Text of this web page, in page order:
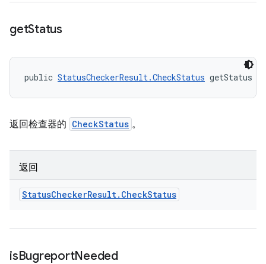
getStatus
public StatusCheckerResult.CheckStatus getStatus
返回检查器的 CheckStatus 。
返回
StatusCheckerResult. CheckStatus
isBugreportNeeded